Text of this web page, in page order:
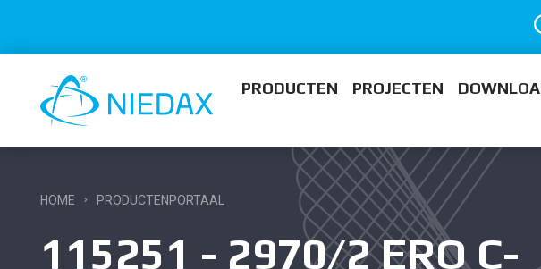
PRODUCTEN PROJECTEN
HOME PRODUCTENPORTAAL
115251 - 2970/2 ERO C-